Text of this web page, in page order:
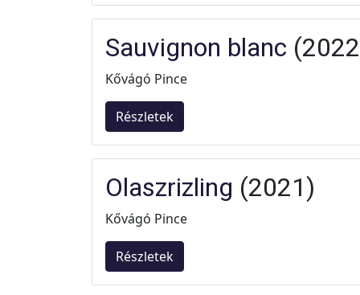
Sauvignon blanc
Kővágó Pince
Részletek
Olaszrizling (2021)
Kővágó Pince
Részletek